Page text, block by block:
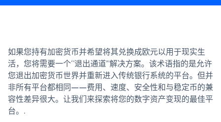
如果您持有加密货币并希望将其兑换成欧元以用于现实生
活，您将需要一个“退出通道”解决方案。该术语指的是允许
您退出加密货币世界并重新进入传统银行系统的平台。但并
非所有平台都相同——费用、速度、安全性和与稳定币的兼
容性差异很大。让我们来探索将您的数字资产变现的最佳平
台。.